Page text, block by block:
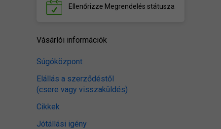
Ellenőrizze Megrendelés státusza
Vásárlói információk
Súgóközpont
Elállás a szerződéstől
(csere vagy visszaküldés)
Cikkek
Jótállási igény